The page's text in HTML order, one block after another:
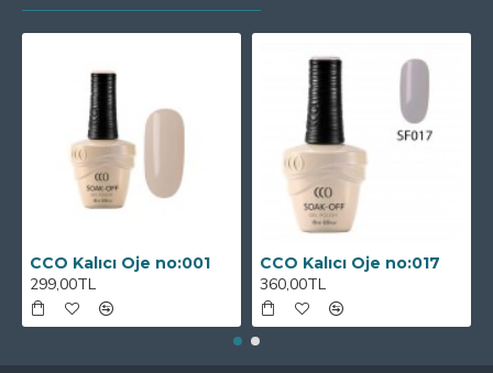
CCO Kalıcı Oje no:001
299,00TL
CCO Kalıcı Oje no:017
360,00TL